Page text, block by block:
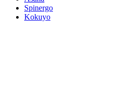
Spinergo
Kokuyo